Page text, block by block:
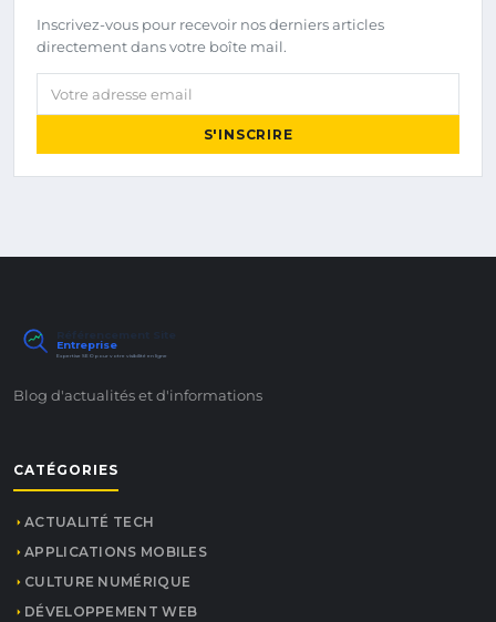
Inscrivez-vous pour recevoir nos derniers articles
directement dans votre boîte mail.
Votre adresse email
S'INSCRIRE
Référencement Site
Entreprise
Expertise SEO pour votre visibilité en ligne
Blog d'actualités et d'informations
CATÉGORIES
ACTUALITÉ TECH
APPLICATIONS MOBILES
CULTURE NUMÉRIQUE
DÉVELOPPEMENT WEB